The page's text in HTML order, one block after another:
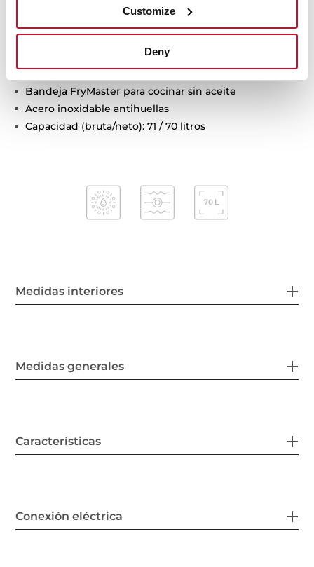
Customize
Deny
Sistema de seguridad de desconexión automática
Precalentamiento rápido manual
Bandeja profunda antivuelco
Bandeja FryMaster para cocinar sin aceite
Acero inoxidable antihuellas
Capacidad (bruta/neto): 71 / 70 litros
Medidas interiores
Medidas generales
Características
Conexión eléctrica